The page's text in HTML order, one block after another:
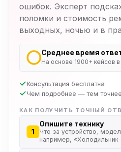
ошибок. Эксперт
поломки и стоимость
выходных, ночью и в
Среднее время
На основе 1900+ кейсов
Консультация бесплатна
Чем подробнее — тем
КАК ПОЛУЧИТЬ ТОЧНЫЙ
1
Опишите технику
Что за устройство,
например,